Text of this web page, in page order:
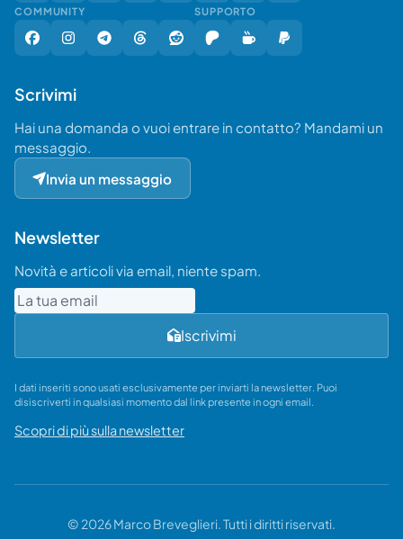
COMMUNITY SUPPORTO
Scrivimi
Hai una domanda o vuoi entrare in contatto? Mandami un
messaggio.
Invia un messaggio
Newsletter
Novità e articoli via email, niente spam.
Email
Iscrivimi
I dati inseriti sono usati esclusivamente per inviarti la newsletter. Puoi
disiscriverti in qualsiasi momento dal link presente in ogni email.
Scopri di più sulla newsletter
© 2026 Marco Breveglieri. Tutti i diritti riservati.